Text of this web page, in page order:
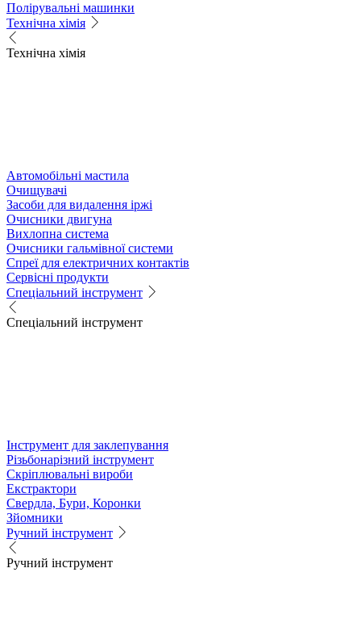
Полірувальні машинки
Технічна хімія
Технічна хімія
Автомобільні мастила
Очищувачі
Засоби для видалення іржі
Очисники двигуна
Вихлопна система
Очисники гальмівної системи
Спреї для електричних контактів
Сервісні продукти
Спеціальний інструмент
Спеціальний інструмент
Інструмент для заклепування
Різьбонарізний інструмент
Скріплювальні вироби
Екстрактори
Свердла, Бури, Коронки
Зйомники
Ручний інструмент
Ручний інструмент